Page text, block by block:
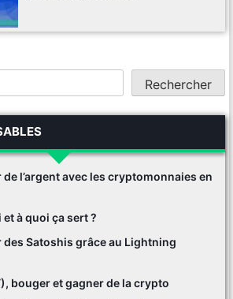
Rechercher
l’argent avec les cryptomonnaies en
et à quoi ça sert ?
Satoshis grâce au Lightning
bouger et gagner de la crypto